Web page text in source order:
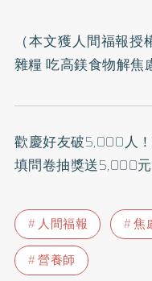
（本文獲人間福報授
雜糧 吃高鎂食物解焦
歡慶好友破5,000人
填問卷抽獎送5,000元
人間福報 焦
營養師